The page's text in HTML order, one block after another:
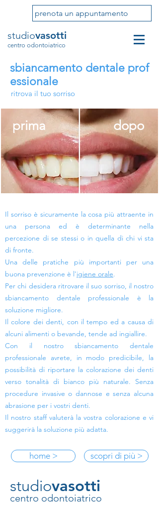
studiovasotti
centro odontoiatrico
prenota un appuntamento
sbiancamento dentale prof
essionale
ritrova il tuo sorriso
prima dopo
Il sorriso è sicuramente la cosa più attraente in
una persona ed è determinante nella
percezione di se stessi o in quella di chi vi sta
di fronte.
Una delle pratiche più importanti per una
buona prevenzione è l'igiene orale.
Per chi desidera ritrovare il suo sorriso, il nostro
sbiancamento dentale professionale è la
soluzione migliore.
Il colore dei denti, con il tempo ed a causa di
alcuni alimenti o bevande, tende ad ingiallire.
Con il nostrosbiancamento dentale
professionale avrete, in modo predicibile, la
possibilità di riportare la colorazione dei denti
verso tonalità di bianco più naturale. Senza
procedure invasive o dannose e senza alcuna
abrasione per i vostri denti.
Il nostro staff valuterà la vostra colorazione e vi
suggerirà la soluzione più adatta.
home > scopri di più >
centro odontoiatrico
studiovasotti